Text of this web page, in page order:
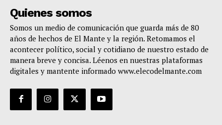
Quienes somos
Somos un medio de comunicación que guarda más de 80
años de hechos de El Mante y la región. Retomamos el
acontecer político, social y cotidiano de nuestro estado de
manera breve y concisa. Léenos en nuestras plataformas
digitales y mantente informado www.elecodelmante.com